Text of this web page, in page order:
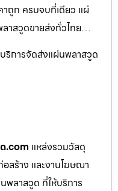
ถูก ครบจบที่เดียว แผ่
าสวูดขายส่งทั่วไทย…
ริการจัดส่งแผ่นพลาสวูด
.com แหล่งรวมวัสดุ
สร้าง และงานโฆษณา
พลาสวูด ที่ให้บริการ